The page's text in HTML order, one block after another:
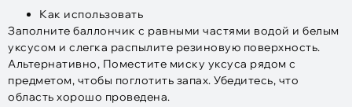
Как использовать
Заполните баллончик с равными частями водой и белым
уксусом и слегка распылите резиновую поверхность.
Альтернативно, Поместите миску уксуса рядом с
предметом, чтобы поглотить запах. Убедитесь, что
область хорошо проведена.